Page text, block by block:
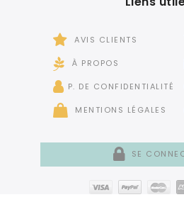
AVIS CLIENTS
À PROPOS
P. DE CONFIDENTIALITÉ
MENTIONS LÉGALES
SE